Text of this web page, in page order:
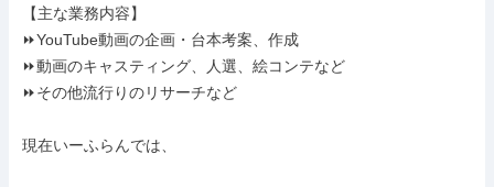
【主な業務内容】
⏩YouTube動画の企画・台本考案、作成
⏩動画のキャスティング、人選、絵コンテなど
⏩その他流行りのリサーチなど
現在いーふらんでは、